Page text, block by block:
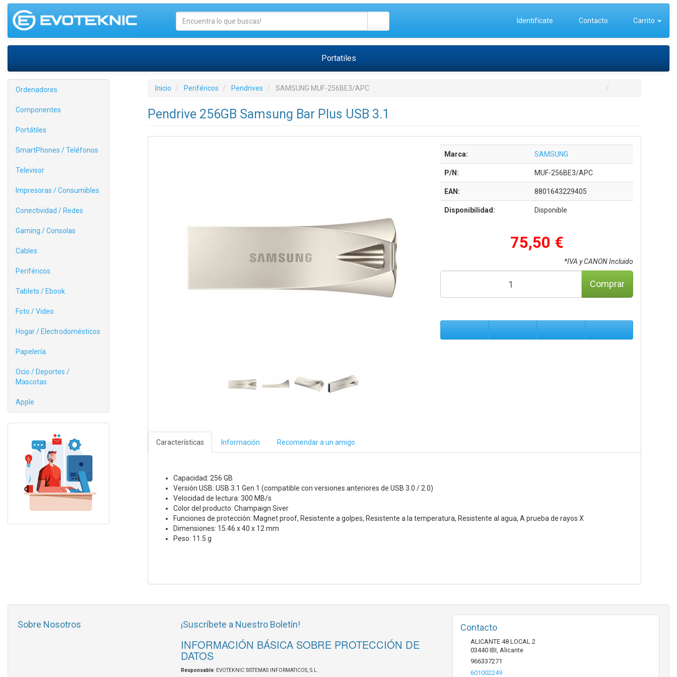
Identifícate Contacto Carrito
Portatiles
Ordenadores
Componentes
Portátiles
SmartPhones / Teléfonos
Televisor
Impresoras / Consumibles
Conectividad / Redes
Gaming / Consolas
Cables
Periféricos
Tablets / Ebook
Foto / Video
Hogar / Electrodomésticos
Papelería
Ocio / Deportes /
Mascotas
Apple
Inicio Periféricos Pendrives SAMSUNG MUF-256BE3/APC
Pendrive 256GB Samsung Bar Plus USB 3.1
Marca: SAMSUNG
P/N: MUF-256BE3/APC
EAN: 8801643229405
Disponibilidad: Disponible
75,50 €
*IVA y CANON Incluido
Comprar
Características Información Recomendar a un amigo
Capacidad: 256 GB
Versión USB: USB 3.1 Gen 1 (compatible con versiones anteriores de USB 3.0 / 2.0)
Velocidad de lectura: 300 MB/s
Color del producto: Champaign Siver
Funciones de protección: Magnet proof, Resistente a golpes, Resistente a la temperatura, Resistente al agua, A prueba de rayos X
Dimensiones: 15.46 x 40 x 12 mm
Peso: 11.5 g
Sobre Nosotros ¡Suscríbete a Nuestro Boletín!
INFORMACIÓN BÁSICA SOBRE PROTECCIÓN DE
DATOS
Responsable: EVOTEKNIC SISTEMAS INFORMATICOS, S.L.
Contacto
ALICANTE 48 LOCAL 2
03440 IBI, Alicante
966337271
601002249